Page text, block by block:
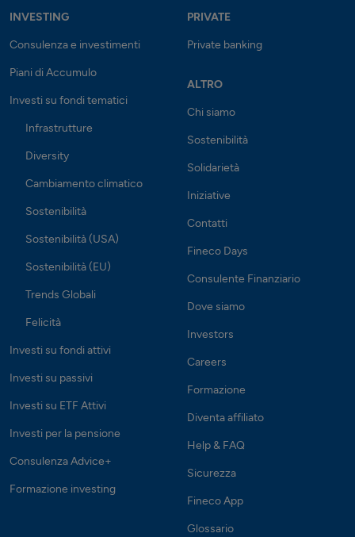
INVESTING
Consulenza e investimenti
Piani di Accumulo
Investi su fondi tematici
Infrastrutture
Diversity
Cambiamento climatico
Sostenibilità
Sostenibilità (USA)
Sostenibilità (EU)
Trends Globali
Felicità
Investi su fondi attivi
Investi su passivi
Investi su ETF Attivi
Investi per la pensione
Consulenza Advice+
Formazione investing
PRIVATE
Private banking
ALTRO
Chi siamo
Sostenibilità
Solidarietà
Iniziative
Contatti
Fineco Days
Consulente Finanziario
Dove siamo
Investors
Careers
Formazione
Diventa affiliato
Help & FAQ
Sicurezza
Fineco App
Glossario